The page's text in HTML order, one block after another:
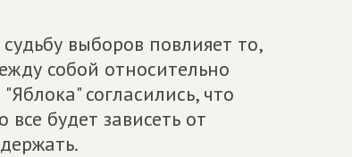
выборов повлияет то,
собой относительно
согласились, что
будет зависеть от